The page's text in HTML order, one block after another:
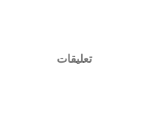
تعليقات